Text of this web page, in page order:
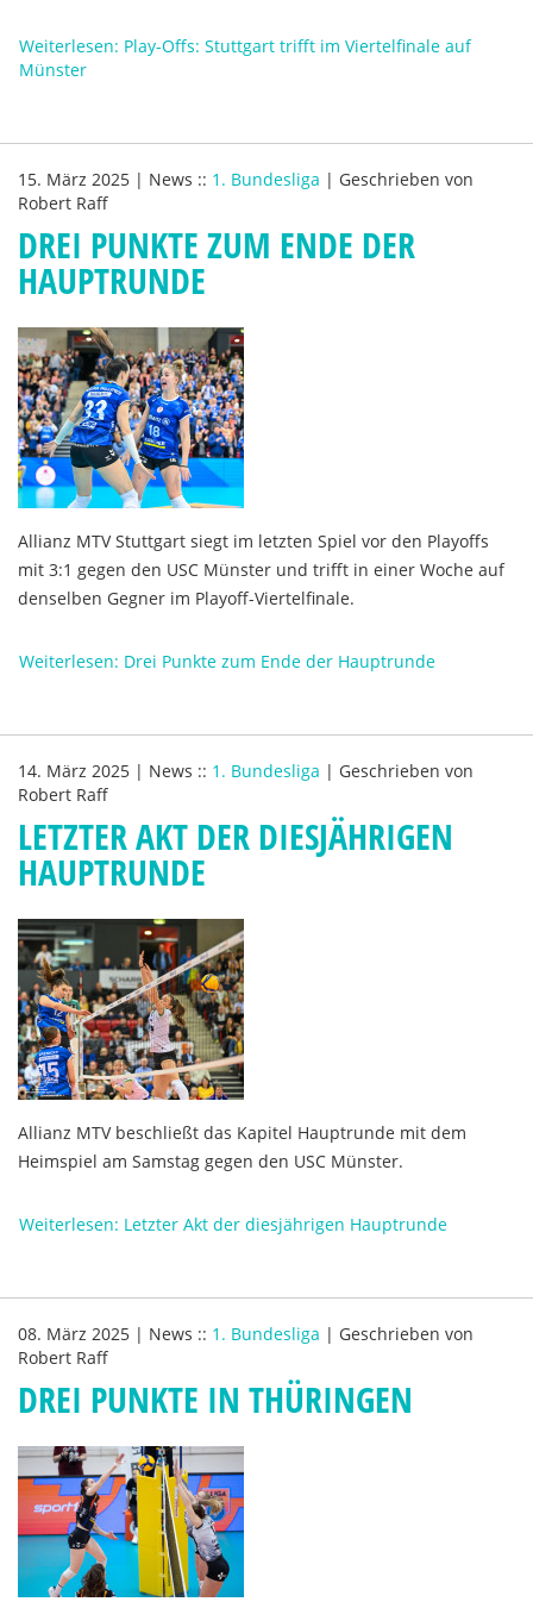
Weiterlesen: Play-Offs: Stuttgart trifft im Viertelfinale auf
Münster
15. März 2025 | News :: 1. Bundesliga | Geschrieben von
Robert Raff
DREI PUNKTE ZUM ENDE DER
HAUPTRUNDE
Allianz MTV Stuttgart siegt im letzten Spiel vor den Playoffs
mit 3:1 gegen den USC Münster und trifft in einer Woche auf
denselben Gegner im Playoff-Viertelfinale.
Weiterlesen: Drei Punkte zum Ende der Hauptrunde
14. März 2025 | News :: 1. Bundesliga | Geschrieben von
Robert Raff
LETZTER AKT DER DIESJÄHRIGEN
HAUPTRUNDE
Allianz MTV beschließt das Kapitel Hauptrunde mit dem
Heimspiel am Samstag gegen den USC Münster.
Weiterlesen: Letzter Akt der diesjährigen Hauptrunde
08. März 2025 | News :: 1. Bundesliga | Geschrieben von
Robert Raff
DREI PUNKTE IN THÜRINGEN